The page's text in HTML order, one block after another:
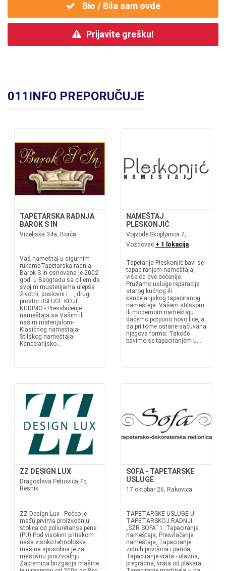
Bio / Bila sam ovde
Prijavite grešku!
011INFO PREPORUČUJE
TAPETARSKA RADNJA
BAROK S IN
Vizeljska 34a, Borča
Vaš nameštaj u sigurnim
rukamaTapetarska radnja
Barok S in osnovana je 2002
god. u Beogradu sa ciljem da
svojim musterijama ulepša
životni, poslovni i ..., drugi
prostor.USLUGE KOJE
NUDIMO:- Presvlačenje
nameštaja sa Vašim ili
našim materijalom-
Klasičnog nameštaja-
Stilskog nameštaja-
Kancelarijsko...
NAMEŠTAJ
PLESKONJIĆ
Vojvode Skopljanca 7,
Voždovac + 1 lokacija
Tapetarija Pleskonjić bavi se
tapaciranjem nameštaja,
više od dve decenije.
Pružamo usluge reparacije
starog kućnog ili
kancelarijskog tapaciranog
nameštaja. Vašem stilskom
ili modernom nameštaju
daćemo potpuno novo lice, a
da pri tome ostane sačuvana
njegova forma. Takođe
bavimo se tapaciranjem u...
ZZ DESIGN LUX
Dragoslava Petrovića 7c,
Resnik
ZZ Design Lux - Počeo je
među prvima proizvodnju
stolica od poliuretanse pene
(PU).Pod visokim pritiskom
naša visoko tehnološka
mašina sposobna je za
masovnu proizvodnju.
Zapremina brizganja mašine
SOFA - TAPETARSKE
USLUGE
17.oktobar 26, Rakovica
TAPETARSKE USLUGE U
TAPETARSKOJ RADNJI
„SZR SOFA“ 1. Tapaciranje
nameštaja, Presvlačenje
nameštaja, Tapaciranje
zidnih površina i panoa,
Tapaciranje vrata - ulazna,
pregradna, vrata od plakara,